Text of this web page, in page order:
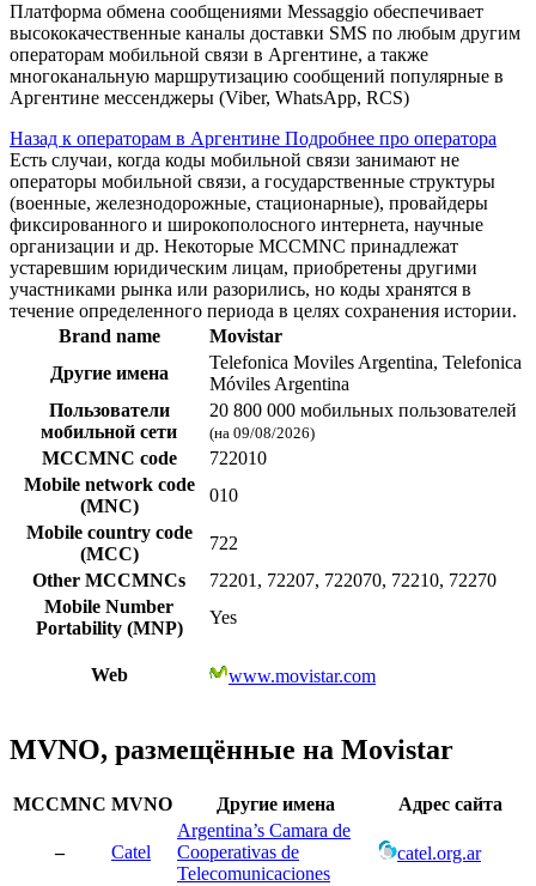
Платформа обмена сообщениями Messaggio обеспечивает
высококачественные каналы доставки SMS по любым другим
операторам мобильной связи в Аргентине, а также
многоканальную маршрутизацию сообщений популярные в
Аргентине мессенджеры (Viber, WhatsApp, RCS)
Назад к операторам в Аргентине Подробнее про оператора
Есть случаи, когда коды мобильной связи занимают не
операторы мобильной связи, а государственные структуры
(военные, железнодорожные, стационарные), провайдеры
фиксированного и широкополосного интернета, научные
организации и др. Некоторые MCCMNC принадлежат
устаревшим юридическим лицам, приобретены другими
участниками рынка или разорились, но коды хранятся в
течение определенного периода в целях сохранения истории.
Brand name
Movistar
Другие имена
Telefonica Moviles Argentina, Telefonica
Móviles Argentina
Пользователи
мобильной сети
20 800 000 мобильных пользователей
(на 09/08/2026)
MCCMNC code
722010
Mobile network code
(MNC)
010
Mobile country code
(MCC)
722
Other MCCMNCs
72201, 72207, 722070, 72210, 72270
Mobile Number
Portability (MNP)
Yes
Web www.movistar.com
MVNO, размещённые на Movistar
MCCMNC MVNO Другие имена Адрес сайта
– Catel
Argentina’s Camara de
Cooperativas de
Telecomunicaciones
catel.org.ar